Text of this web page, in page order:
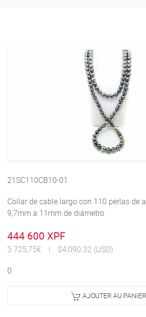
21SC110CB10-01
Collar de cable largo con 110 perlas de
9,7mm a 11mm de diámetro
444 600 XPF
3 725,75€ |
$4,090.32 (USD)
0
AJOUTER AU PANIER